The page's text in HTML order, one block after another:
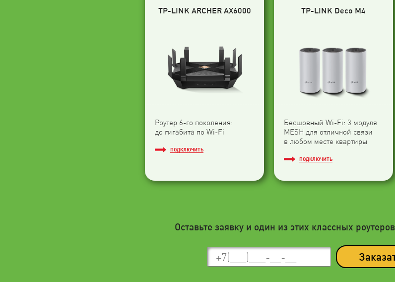
TP-LINK ARCHER AX6000
Роутер 6-го поколения:
до гигабита по Wi-Fi
ПОДКЛЮЧИТЬ
TP-LINK Deco M4
Бесшовный Wi-Fi: 3 модуля
МESH для отличной связи
в любом месте квартиры
ПОДКЛЮЧИТЬ
Оставьте заявку и один из этих классных